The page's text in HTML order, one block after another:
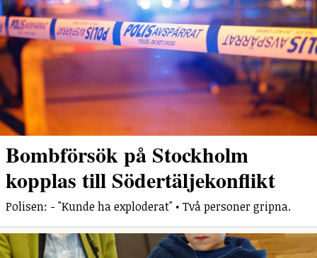
Bombförsök på Stockholm
kopplas till Södertäljekonflikt
Polisen: - "Kunde ha exploderat" • Två personer gripna.